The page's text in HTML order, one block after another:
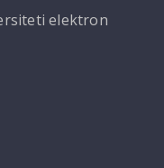
elektron